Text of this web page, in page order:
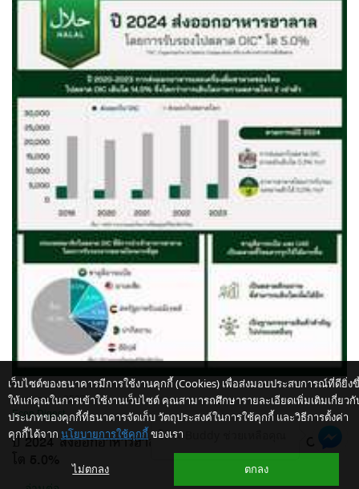
5 กรกฎาคม 2567
Econ Digest
ปี 2024 ส่งออกอาหารฮาลาล โดยการรับรองไปตลาด OIC*
เว็บไซต์ของธนาคารมีการใช้งานคุกกี้ (Cookies) เพื่อส่งมอบประสบการณ์ที่ดียิ่ง
ให้แก่คุณในการเข้าใช้งานเว็บไซต์ คุณสามารถศึกษารายละเอียดเพิ่มเติมเกี่ยวกั
ประเภทของคุกกี้ที่ธนาคารจัดเก็บ วัตถุประสงค์ในการใช้คุกกี้ และวิธีการตั้งค่า
คุกกี้ได้จาก นโยบายการใช้คุกกี้ ของเรา
ไม่ตกลง ตกลง
ให้ K-Buddy ช่วยเหลือคุณ